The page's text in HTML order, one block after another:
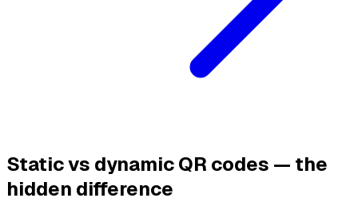
Static vs dynamic QR codes — the
hidden difference